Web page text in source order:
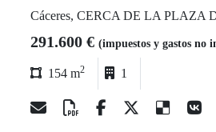
Cáceres, CERCA DE LA PLAZA
291.600 € (impuestos y gastos no
154 m2 1